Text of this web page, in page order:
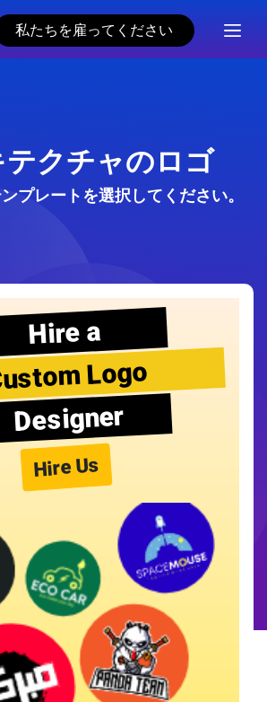
私たちを雇ってください
テクチャのロゴ
プレートを選択してください。
Hire a
Logo
Designer
Hire Us